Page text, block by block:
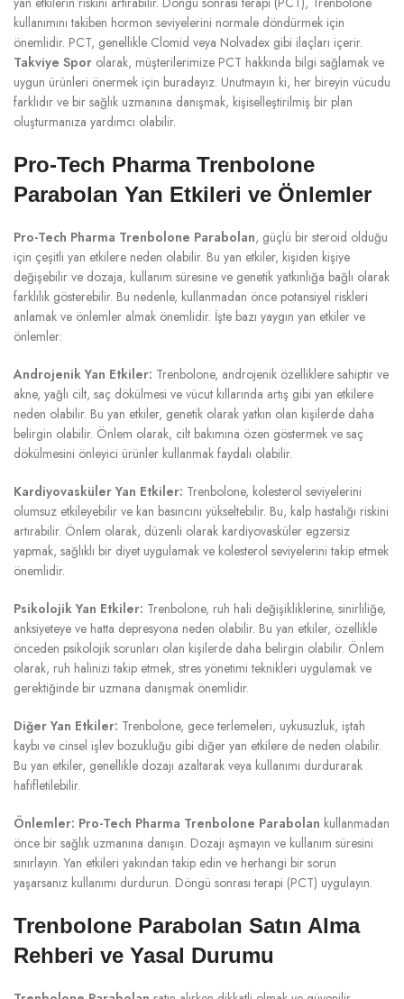
kullanımını takiben hormon seviyelerini normale döndürmek için
önemlidir. PCT, genellikle Clomid veya Nolvadex gibi ilaçları içerir.
Takviye Spor olarak, müşterilerimize PCT hakkında bilgi sağlamak ve
uygun ürünleri önermek için buradayız. Unutmayın ki, her bireyin vücudu
farklıdır ve bir sağlık uzmanına danışmak, kişiselleştirilmiş bir plan
oluşturmanıza yardımcı olabilir.
Pro-Tech Pharma Trenbolone
Parabolan Yan Etkileri ve Önlemler
Pro-Tech Pharma Trenbolone Parabolan, güçlü bir steroid olduğu
için çeşitli yan etkilere neden olabilir. Bu yan etkiler, kişiden kişiye
değişebilir ve dozaja, kullanım süresine ve genetik yatkınlığa bağlı olarak
farklılık gösterebilir. Bu nedenle, kullanmadan önce potansiyel riskleri
anlamak ve önlemler almak önemlidir. İşte bazı yaygın yan etkiler ve
önlemler:
Androjenik Yan Etkiler: Trenbolone, androjenik özelliklere sahiptir ve
akne, yağlı cilt, saç dökülmesi ve vücut kıllarında artış gibi yan etkilere
neden olabilir. Bu yan etkiler, genetik olarak yatkın olan kişilerde daha
belirgin olabilir. Önlem olarak, cilt bakımına özen göstermek ve saç
dökülmesini önleyici ürünler kullanmak faydalı olabilir.
Kardiyovasküler Yan Etkiler: Trenbolone, kolesterol seviyelerini
olumsuz etkileyebilir ve kan basıncını yükseltebilir. Bu, kalp hastalığı riskini
artırabilir. Önlem olarak, düzenli olarak kardiyovasküler egzersiz
yapmak, sağlıklı bir diyet uygulamak ve kolesterol seviyelerini takip etmek
önemlidir.
Psikolojik Yan Etkiler: Trenbolone, ruh hali değişikliklerine, sinirliliğe,
anksiyeteye ve hatta depresyona neden olabilir. Bu yan etkiler, özellikle
önceden psikolojik sorunları olan kişilerde daha belirgin olabilir. Önlem
olarak, ruh halinizi takip etmek, stres yönetimi teknikleri uygulamak ve
gerektiğinde bir uzmana danışmak önemlidir.
Diğer Yan Etkiler: Trenbolone, gece terlemeleri, uykusuzluk, iştah
kaybı ve cinsel işlev bozukluğu gibi diğer yan etkilere de neden olabilir.
Bu yan etkiler, genellikle dozajı azaltarak veya kullanımı durdurarak
hafifletilebilir.
Önlemler: Pro-Tech Pharma Trenbolone Parabolan kullanmadan
önce bir sağlık uzmanına danışın. Dozajı aşmayın ve kullanım süresini
sınırlayın. Yan etkileri yakından takip edin ve herhangi bir sorun
yaşarsanız kullanımı durdurun. Döngü sonrası terapi (PCT) uygulayın.
Trenbolone Parabolan Satın Alma
Rehberi ve Yasal Durumu